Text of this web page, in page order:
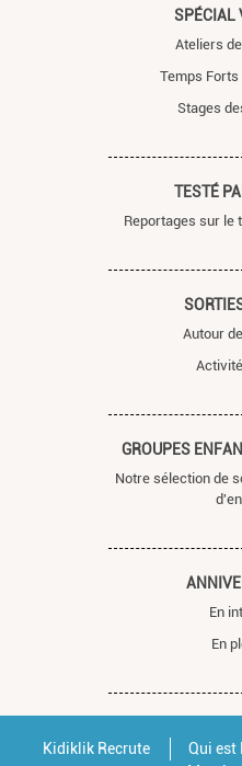
SPÉCIAL
Ateliers
Temps
Stages
TESTÉ
Reportages sur le
Autour
GROUPES
Notre sélection de
En
En
Kidiklik Recrute Qui est